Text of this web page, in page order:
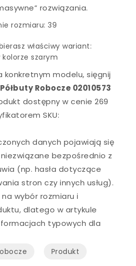
rozwiązania.
rozmiaru: 39
właściwy wariant:
kolorze szarym
konkretnym modelu, sięgnij
Robocze 02010573
dostępny w cenie 269
SKU:
danych pojawiają się
bezpośrednio z
(np. hasła dotyczące
stron czy innych usług).
wybór rozmiaru i
dlatego w artykule
typowych dla
Produkt